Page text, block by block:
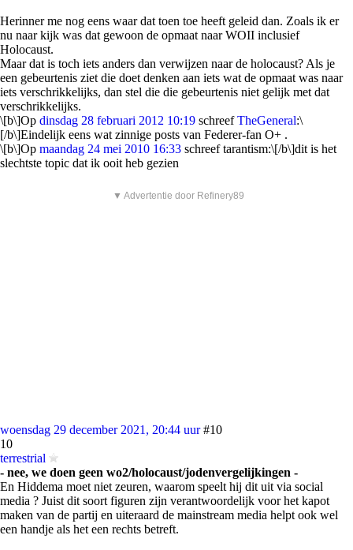
Herinner me nog eens waar dat toen toe heeft geleid dan. Zoals ik er
nu naar kijk was dat gewoon de opmaat naar WOII inclusief
Holocaust.
Maar dat is toch iets anders dan verwijzen naar de holocaust? Als je
een gebeurtenis ziet die doet denken aan iets wat de opmaat was naar
iets verschrikkelijks, dan stel die die gebeurtenis niet gelijk met dat
verschrikkelijks.
\[b\]Op dinsdag 28 februari 2012 10:19 schreefTheGeneral:\
[/b\]Eindelijk eens wat zinnige posts van Federer-fan O+ .
\[b\]Op maandag 24 mei 2010 16:33 schreef tarantism:\[/b\]dit is het
slechtste topic dat ik ooit heb gezien
▼ Advertentie door Refinery89
woensdag 29 december 2021, 20:44 uur #10
10
terrestrial
- nee, we doen geen wo2/holocaust/jodenvergelijkingen -
En Hiddema moet niet zeuren, waarom speelt hij dit uit via social
media ? Juist dit soort figuren zijn verantwoordelijk voor het kapot
maken van de partij en uiteraard de mainstream media helpt ook wel
een handje als het een rechts betreft.